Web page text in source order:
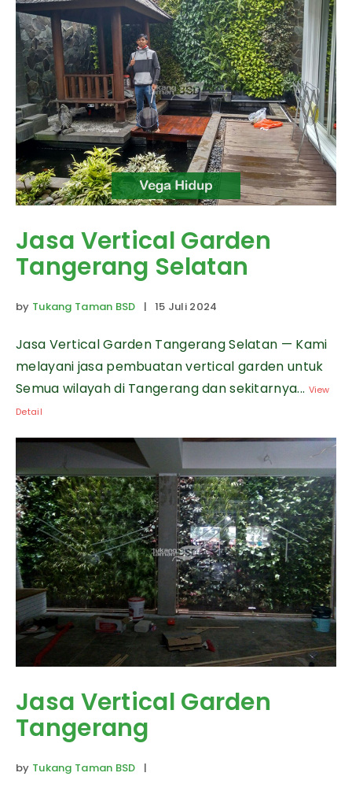
Jasa Vertical Garden
Tangerang Selatan
by Tukang Taman BSD | 15 Juli 2024
Jasa Vertical Garden Tangerang Selatan — Kami
melayani jasa pembuatan vertical garden untuk
Semua wilayah di Tangerang dan sekitarnya... View
Detail
Jasa Vertical Garden
Tangerang
by Tukang Taman BSD |